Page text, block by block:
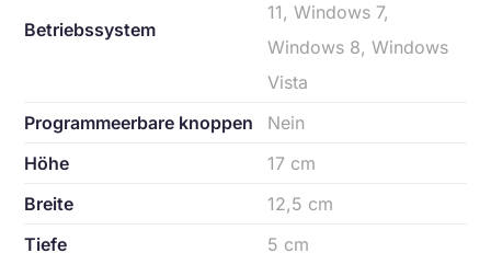
Betriebssystem
11, Windows 7,
Windows 8, Windows
Vista
Programmeerbare knoppen
Nein
Höhe
17 cm
Breite
12,5 cm
Tiefe
5 cm